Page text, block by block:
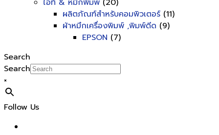
ไอที & หมึกพิมพ์ (20)
ผลิตภัณฑ์สำหรับคอมพิวเตอร์ (11)
ผ้าหมึกเครื่องพิมพ์ ,พิมพ์ดีด (9)
EPSON (7)
Search
Search
×
Follow Us